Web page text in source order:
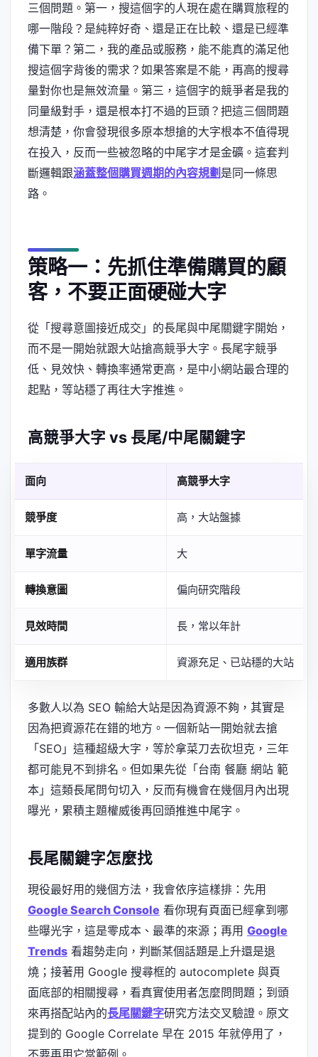
三個問題。第一，搜這個字的人現在處在購買旅程的
哪一階段？是純粹好奇、還是正在比較、還是已經準
備下單？第二，我的產品或服務，能不能真的滿足他
搜這個字背後的需求？如果答案是不能，再高的搜尋
量對你也是無效流量。第三，這個字的競爭者是我的
同量級對手，還是根本打不過的巨頭？把這三個問題
想清楚，你會發現很多原本想搶的大字根本不值得現
在投入，反而一些被忽略的中尾字才是金礦。這套判
斷邏輯跟涵蓋整個購買週期的內容規劃 是同一條思
路。
策略一：先抓住準備購買的顧
客，不要正面硬碰大字
從「搜尋意圖接近成交」的長尾與中尾關鍵字開始，
而不是一開始就跟大站搶高競爭大字。長尾字競爭
低、見效快、轉換率通常更高，是中小網站最合理的
起點，等站穩了再往大字推進。
高競爭大字 vs 長尾/中尾關鍵字
面向 高競爭大字
競爭度 高，大站盤據
單字流量 大
轉換意圖 偏向研究階段
見效時間 長，常以年計
適用族群 資源充足、已站穩的大站
多數人以為 SEO 輸給大站是因為資源不夠，其實是
因為把資源花在錯的地方。一個新站一開始就去搶
「SEO」這種超級大字，等於拿菜刀去砍坦克，三年
都可能見不到排名。但如果先從「台南 餐廳 網站 範
本」這類長尾問句切入，反而有機會在幾個月內出現
曝光，累積主題權威後再回頭推進中尾字。
長尾關鍵字怎麼找
現役最好用的幾個方法，我會依序這樣排：先用
Google Search Console 看你現有頁面已經拿到哪
些曝光字，這是零成本、最準的來源；再用 Google
Trends 看趨勢走向，判斷某個話題是上升還是退
燒；接著用 Google 搜尋框的 autocomplete 與頁
面底部的相關搜尋，看真實使用者怎麼問問題；到頭
來再搭配站內的長尾關鍵字研究方法交叉驗證。原文
提到的 Google Correlate 早在 2015 年就停用了，